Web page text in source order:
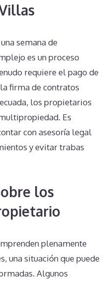
semana de
es un proceso
requiere el pago de
firma de contratos
los propietarios
Es
con asesoría legal
y evitar trabas
los
plenamente
una situación que puede
Algunos